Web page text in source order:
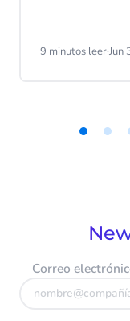
con tu
datos.
9 minutos leer·Jun
Correo